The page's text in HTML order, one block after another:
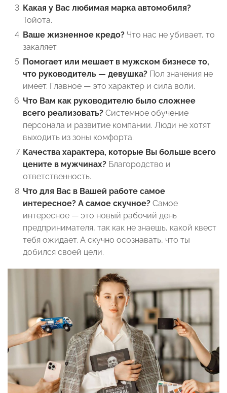
Какая у Вас любимая марка автомобиля?
Тойота.
Ваше жизненное кредо? Что нас не убивает, то
закаляет.
Помогает или мешает в мужском бизнесе то,
что руководитель — девушка? Пол значения не
имеет. Главное — это характер и сила воли.
Что Вам как руководителю было сложнее
всего реализовать? Системное обучение
персонала и развитие компании. Люди не хотят
выходить из зоны комфорта.
Качества характера, которые Вы больше всего
цените в мужчинах? Благородство и
ответственность.
Что для Вас в Вашей работе самое
интересное? А самое скучное? Самое
интересное — это новый рабочий день
предпринимателя, так как не знаешь, какой квест
тебя ожидает. А скучно осознавать, что ты
добился своей цели.